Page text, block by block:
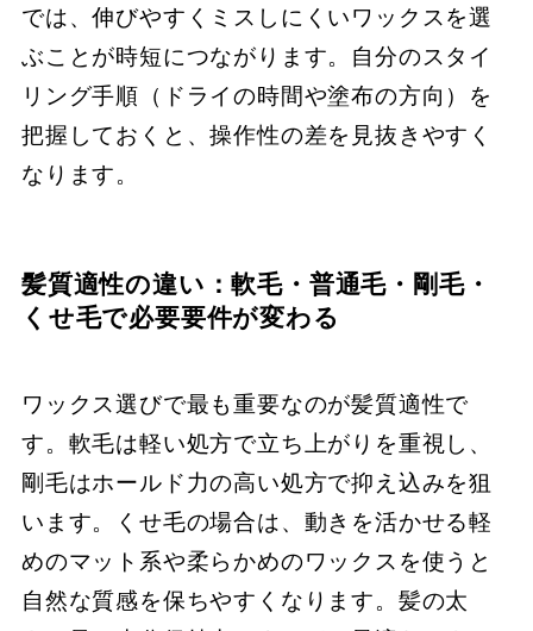
では、伸びやすくミスしにくいワックスを選
ぶことが時短につながります。自分のスタイ
リング手順（ドライの時間や塗布の方向）を
把握しておくと、操作性の差を見抜きやすく
なります。
髪質適性の違い：軟毛・普通毛・剛毛・
くせ毛で必要要件が変わる
ワックス選びで最も重要なのが髪質適性で
す。軟毛は軽い処方で立ち上がりを重視し、
剛毛はホールド力の高い処方で抑え込みを狙
います。くせ毛の場合は、動きを活かせる軽
めのマット系や柔らかめのワックスを使うと
自然な質感を保ちやすくなります。髪の太